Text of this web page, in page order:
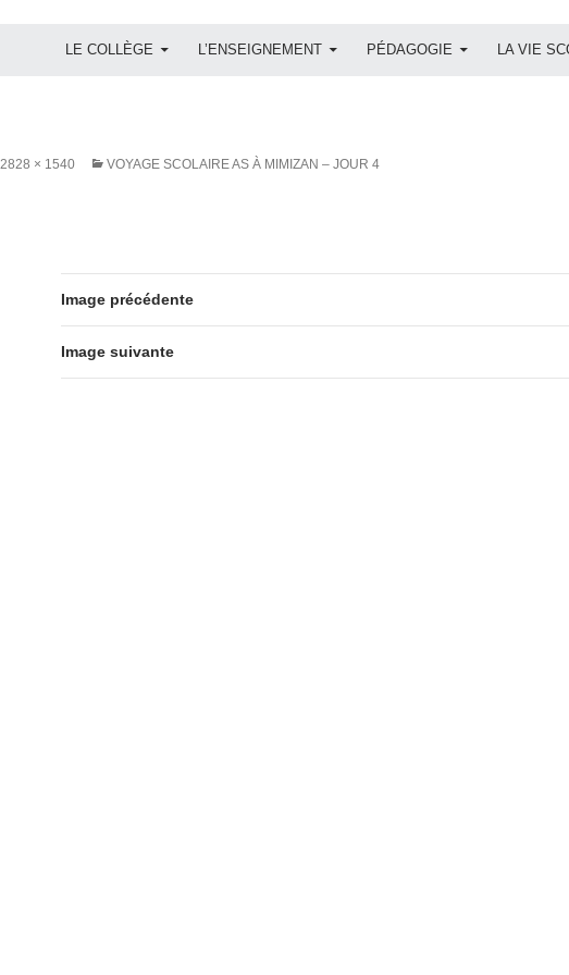
LE COLLÈGE L’ENSEIGNEMENT PÉDAGOGIE LA VIE
2828 × 1540 VOYAGE SCOLAIRE AS À MIMIZAN – JOUR 4
Image précédente
Image suivante